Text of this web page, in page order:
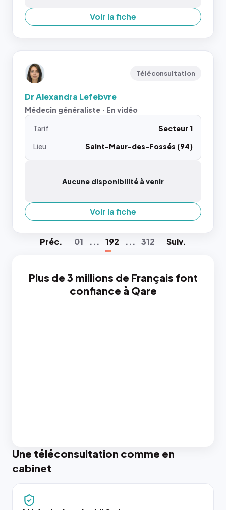
Voir la fiche
Téléconsultation
Dr Alexandra Lefebvre
Médecin généraliste · En vidéo
Tarif
Secteur 1
Lieu
Saint-Maur-des-Fossés (94)
Aucune disponibilité à venir
Voir la fiche
Préc. 01 ... 192 ... 312 Suiv.
Plus de 3 millions de Français font
confiance à Qare
Une téléconsultation comme en
cabinet